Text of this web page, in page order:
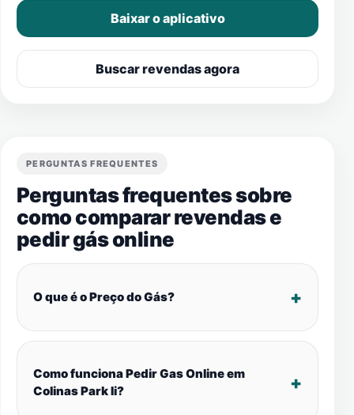
Baixar o aplicativo
Buscar revendas agora
PERGUNTAS FREQUENTES
Perguntas frequentes sobre
como comparar revendas e
pedir gás online
O que é o Preço do Gás?
Como funciona Pedir Gas Online em
Colinas Park Ii?